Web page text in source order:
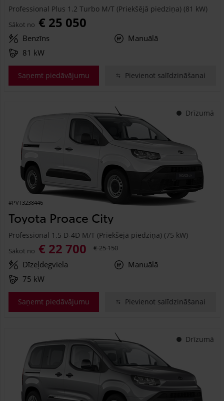
Professional Plus 1.2 Turbo M/T (Priekšējā piedziņa) (81 kW)
Sākot no € 25 050
Benzīns
Manuālā
81 kW
Saņemt piedāvājumu Pievienot salīdzināšanai
Drīzumā
#PVT3238446
Toyota Proace City
Professional 1.5 D-4D M/T (Priekšējā piedziņa) (75 kW)
Sākot no € 22 700 € 25 150
Dīzeļdegviela
Manuālā
75 kW
Saņemt piedāvājumu Pievienot salīdzināšanai
Drīzumā